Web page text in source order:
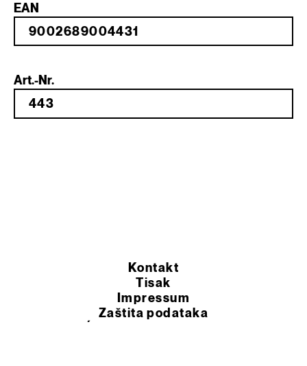
EAN
Art.-Nr.
Kontakt
Tisak
Impressum
Zaštita podataka